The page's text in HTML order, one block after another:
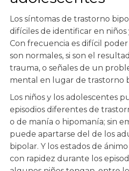
Los síntomas de trastorno
difíciles de identificar en niños
Con frecuencia es difícil poder
son normales, si son el
trauma, o señales de un
mental en lugar de trastorno
Los niños y los adolescentes
episodios diferentes de
o de manía o hipomanía; sin
puede apartarse del de los
bipolar. Y los estados de
con rapidez durante los